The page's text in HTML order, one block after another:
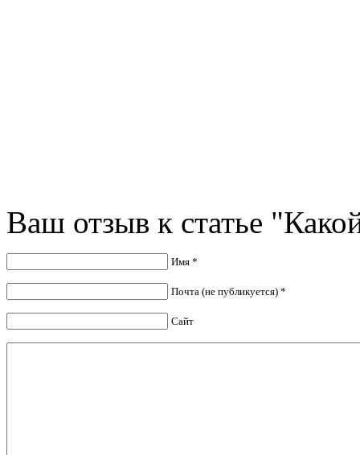
Ваш отзыв к статье
Имя *
Почта (не публикуется) *
Сайт